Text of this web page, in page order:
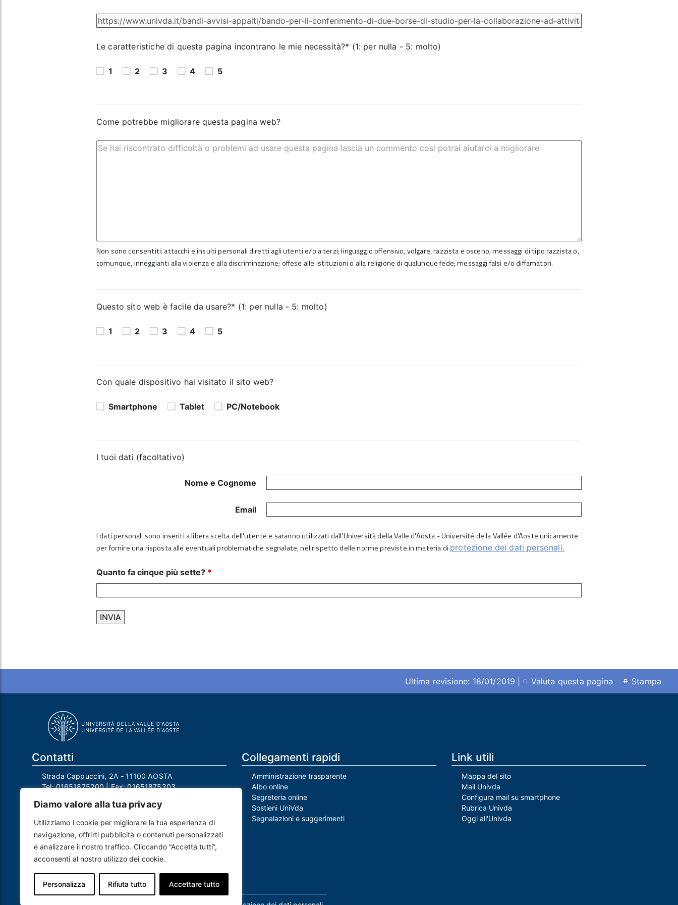
Diamo valore alla tua privacy
Utilizziamo i cookie per migliorare la tua esperienza di
navigazione, offrirti pubblicità o contenuti personalizzati
e analizzare il nostro traffico. Cliccando “Accetta tutti”,
acconsenti al nostro utilizzo dei cookie.
Personalizza Rifiuta tutto Accettare tutto
Le caratteristiche di questa pagina incontrano le mie necessità?* (1: per nulla - 5: molto)
1 2 3 4 5
Come potrebbe migliorare questa pagina web?
Non sono consentiti: attacchi e insulti personali diretti agli utenti e/o a terzi; linguaggio offensivo, volgare, razzista e osceno; messaggi di tipo razzista o,
comunque, inneggianti alla violenza e alla discriminazione; offese alle istituzioni o alla religione di qualunque fede; messaggi falsi e/o diffamatori.
Questo sito web è facile da usare?* (1: per nulla - 5: molto)
1 2 3 4 5
Con quale dispositivo hai visitato il sito web?
Smartphone Tablet PC/Notebook
I tuoi dati (facoltativo)
Nome e Cognome
Email
I dati personali sono inseriti a libera scelta dell'utente e saranno utilizzati dall'Università della Valle d'Aosta - Université de la Vallée d'Aoste unicamente
per fornire una risposta alle eventuali problematiche segnalate, nel rispetto delle norme previste in materia di protezione dei dati personali.
Quanto fa cinque più sette? *
Ultima revisione: 18/01/2019 | Valuta questa pagina Stampa
Contatti
Strada Cappuccini, 2A - 11100 AOSTA
Tel:01651875200| Fax:01651875203
Mail Responsabile Protezione dei Dati:
rpd@univda.it
Posta certificata:protocollo@pec.univda.it
P.IVA 01040890079 e C.F. 91041130070
Codice Univoco Ufficio: UF2EU2
Nome ufficio: Uff_eFatturaPA
Codice IPA: uvdau_ao
Collegamenti rapidi
Amministrazione trasparente
Albo online
Segreteria online
Sostieni UniVda
Segnalazioni e suggerimenti
Link utili
Mappa del sito
Mail Univda
Configura mail su smartphone
Rubrica Univda
Oggi all'Univda